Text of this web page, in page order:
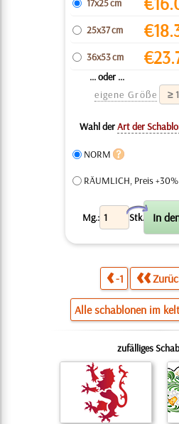
17x25 cm
25x37 cm €
36x53 cm €
... oder ...
eigene Größe
Wahl derArt der
NORM
RÄUMLICH, Preis +30%
Mg.: Stk.
X
-1
Alle schablonen im
zufälliges